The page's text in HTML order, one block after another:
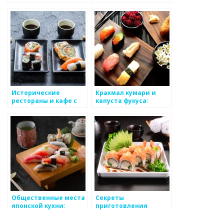
популярные блюда
Исторические
рестораны и кафе с
Крахмал кумари и
капуста фукуса:
Общественные места
японской кухни:
Секреты
приготовления